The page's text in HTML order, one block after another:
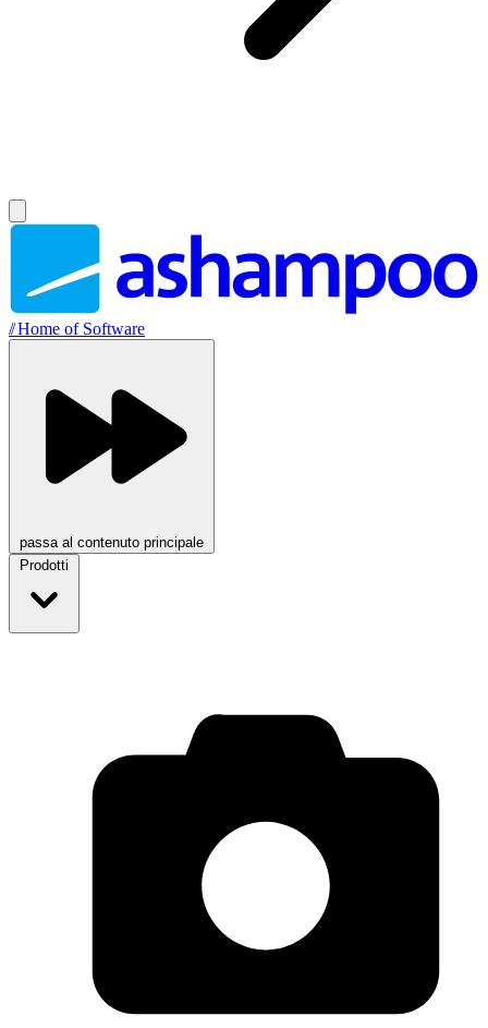
//Home of Software
passa al contenuto principale
Prodotti